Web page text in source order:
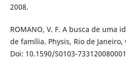
2008.
ROMANO, V. F. A busca de uma
de família. Physis, Rio de Janeiro,
Doi: 10.1590/S0103-